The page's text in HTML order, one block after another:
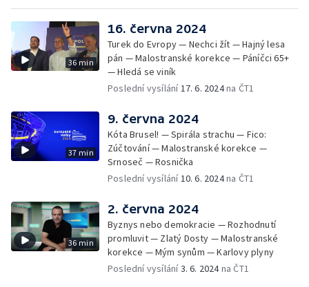
36 min
16. června 2024
Turek do Evropy — Nechci žít — Hajný lesa
pán — Malostranské korekce — Páníčci 65+
— Hledá se viník
Poslední vysílání17. 6. 2024na ČT1
37 min
9. června 2024
Kóta Brusel! — Spirála strachu — Fico:
Zúčtování — Malostranské korekce —
Srnoseč — Rosnička
Poslední vysílání10. 6. 2024na ČT1
36 min
2. června 2024
Byznys nebo demokracie — Rozhodnutí
promluvit — Zlatý Dosty — Malostranské
korekce — Mým synům — Karlovy plyny
Poslední vysílání3. 6. 2024na ČT1